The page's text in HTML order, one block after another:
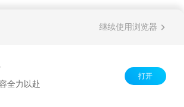
继续使用浏览器
全力以赴
打开